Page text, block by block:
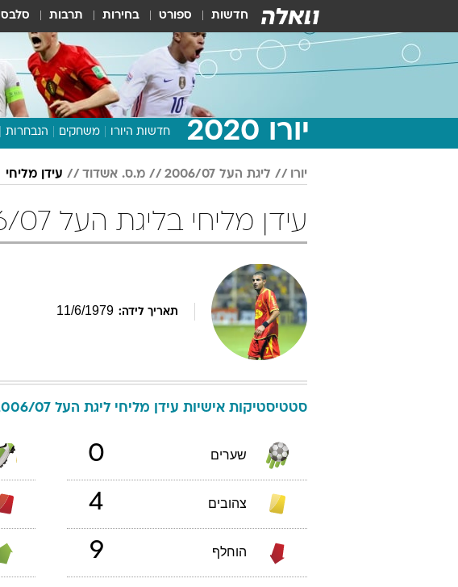
חדשות ספורט בחירות תרבות סלבס
יורו 2020 חדשות היורו משחקים הנבחרות
יורו ליגת העל 2006/07 מ.ס. אשדוד עידן מליחי
עידן מליחי בליגת העל 2006/07 כדורגל
תאריך לידה: 11/6/1979
סטטיסטיקות אישיות עידן מליחי ליגת העל 2006/07
שערים 0
צהובים 4
הוחלף 9